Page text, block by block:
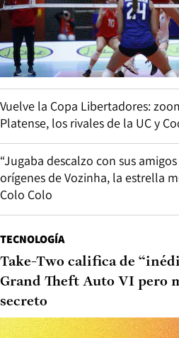
Vuelve la Copa Libertadores:
Platense, los rivales de la UC y
“Jugaba descalzo con sus
orígenes de Vozinha, la estrella
Colo Colo
TECNOLOGÍA
Take-Two califica de
Grand Theft Auto VI pero
secreto